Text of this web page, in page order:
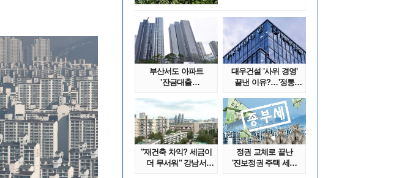
부산서도 아파트
'잔금대출
지시..
대우건설 '사위 경영'
끝낸 이유?…'정통
"재건축 차익? 세금이
더 무서워" 강남서
정권 교체로 끝난
'진보정권 주택 세금